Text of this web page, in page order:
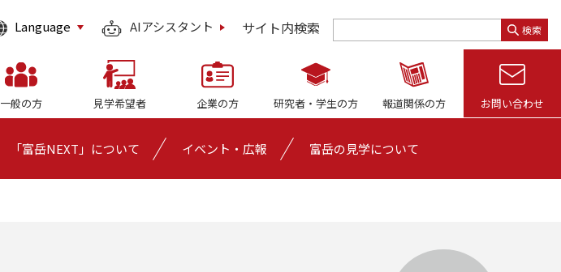
一般の方 見学希望者 企業の方 研究者・ 学生の方 報道関係の方 お問い合わせ
「富岳NEXT」について イベント・広報 富岳の見学について
Language AIアシスタント サイト内検索 検索